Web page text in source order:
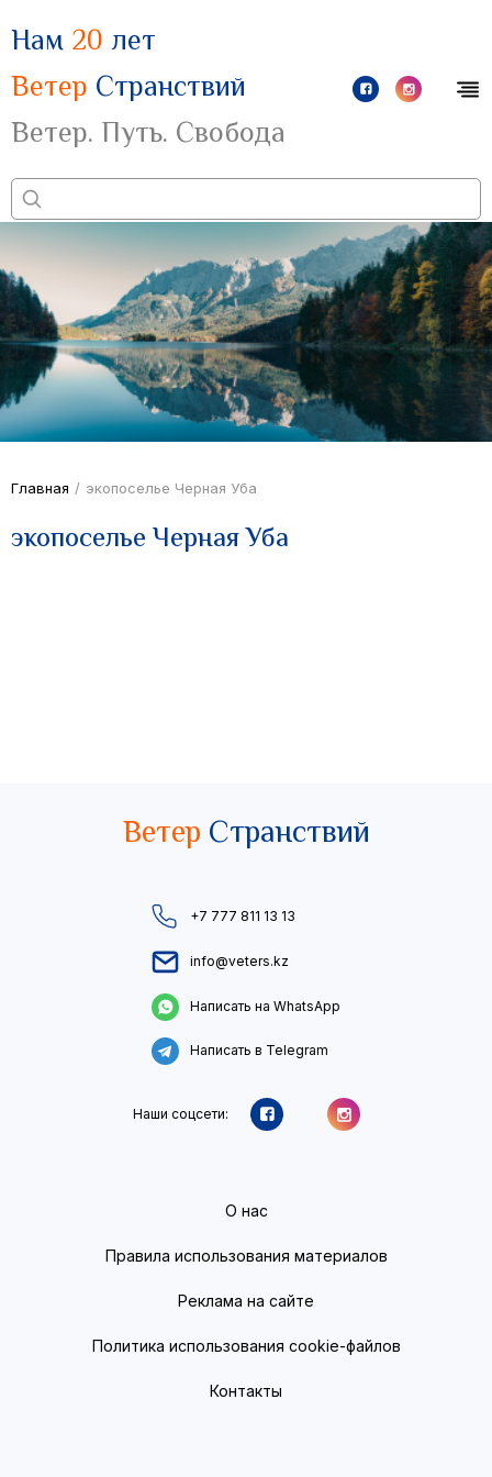
Нам 20 лет
Ветер Странствий
Ветер. Путь. Свобода
Главная / экопоселье Черная Уба
экопоселье Черная Уба
Ветер Странствий
+7 777 811 13 13
info@veters.kz
Написать на WhatsApp
Написать в Telegram
Наши соцсети:
О нас
Правила использования материалов
Реклама на сайте
Политика использования cookie-файлов
Контакты